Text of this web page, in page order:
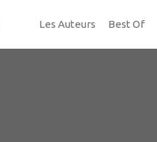
Les Auteurs Best Of